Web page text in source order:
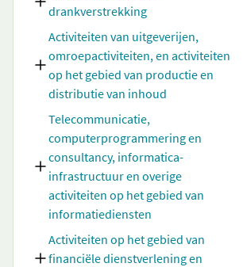
drankverstrekking
Activiteiten van uitgeverijen,
omroepactiviteiten, en activiteiten
op het gebied van productie en
distributie van inhoud
Telecommunicatie,
computerprogrammering en
consultancy, informatica-
infrastructuur en overige
activiteiten op het gebied van
informatiediensten
Activiteiten op het gebied van
financiële dienstverlening en